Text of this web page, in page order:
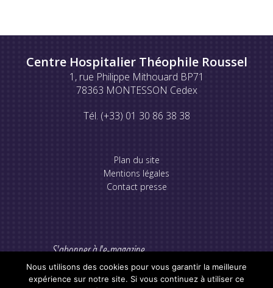
Centre Hospitalier Théophile Roussel
1, rue Philippe Mithouard BP71
78363 MONTESSON Cedex
Tél. (+33) 01 30 86 38 38
Plan du site
Mentions légales
Contact presse
S'abonner à l'e-magazine
Nous utilisons des cookies pour vous garantir la meilleure
expérience sur notre site. Si vous continuez à utiliser ce